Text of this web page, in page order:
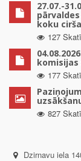
27.07.-
koku
127
177
827
Dzirnavu iela